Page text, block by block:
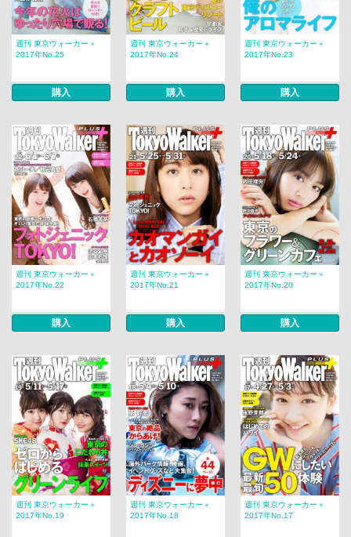
週刊 東京ウォーカー＋
2017年No.25
購入
週刊 東京ウォーカー＋
2017年No.24
購入
週刊 東京ウォーカー＋
2017年No.23
購入
週刊 東京ウォーカー＋
2017年No.22
購入
週刊 東京ウォーカー＋
2017年No.21
購入
週刊 東京ウォーカー＋
2017年No.20
購入
週刊 東京ウォーカー＋
2017年No.19
週刊 東京ウォーカー＋
2017年No.18
週刊 東京ウォーカー＋
2017年No.17